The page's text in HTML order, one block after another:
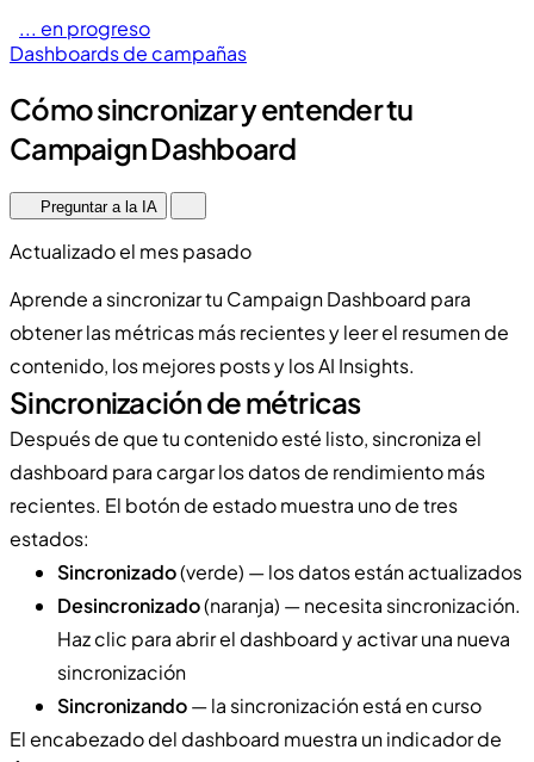
... en progreso
Dashboards de campañas
Cómo sincronizar y entender tu
Campaign Dashboard
Preguntar a la IA
Actualizado el mes pasado
Aprende a sincronizar tu Campaign Dashboard para
obtener las métricas más recientes y leer el resumen de
contenido, los mejores posts y los AI Insights.
Sincronización de métricas
Después de que tu contenido esté listo, sincroniza el
dashboard para cargar los datos de rendimiento más
recientes. El botón de estado muestra uno de tres
estados:
Sincronizado(verde) — los datos están actualizados
Desincronizado(naranja) — necesita sincronización.
Haz clic para abrir el dashboard y activar una nueva
sincronización
Sincronizando— la sincronización está en curso
El encabezado del dashboard muestra un indicador de